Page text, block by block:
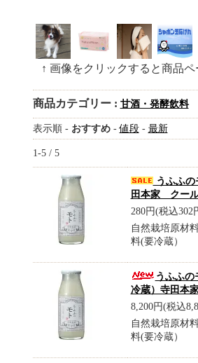
↑ 画像をクリックすると商品
商品カテゴリー : 甘酒・発酵飲料
表示順 - おすすめ-値段- 最新
1-5 / 5
うふふ
田本家 クー
280円(税込302
自然栽培原材
料(要冷蔵）
うふふ
冷蔵）寺田本
8,200円(税込
自然栽培原材
料(要冷蔵）